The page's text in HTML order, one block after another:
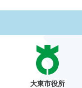
大東市役所